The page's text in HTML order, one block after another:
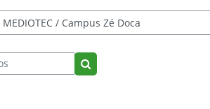
Buscar cursos